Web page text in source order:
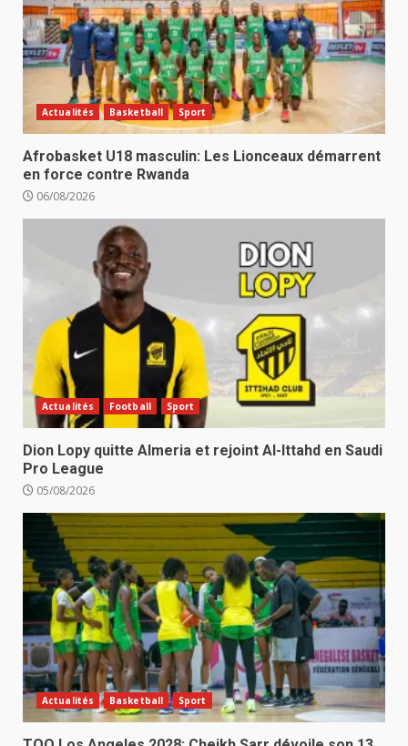
Actualités Basketball Sport
Afrobasket U18 masculin: Les Lionceaux démarrent
en force contre Rwanda
06/08/2026
Actualités Football Sport
Dion Lopy quitte Almeria et rejoint Al-Ittahd en Saudi
Pro League
05/08/2026
Actualités Basketball Sport